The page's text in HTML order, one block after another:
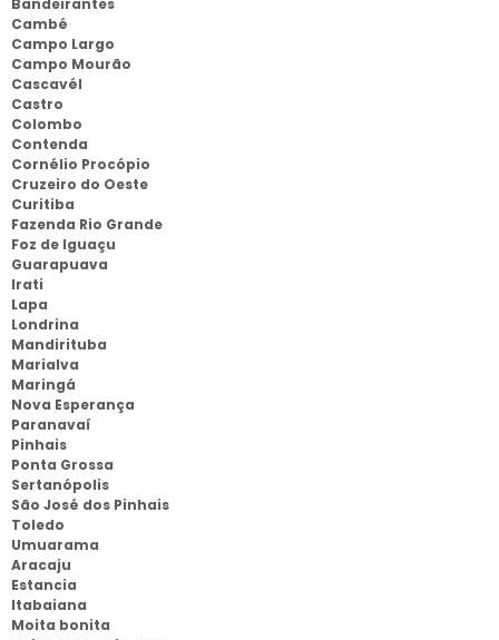
Bandeirantes
Cambé
Campo Largo
Campo Mourão
Cascavél
Castro
Colombo
Contenda
Cornélio Procópio
Cruzeiro do Oeste
Curitiba
Fazenda Rio Grande
Foz de Iguaçu
Guarapuava
Irati
Lapa
Londrina
Mandirituba
Marialva
Maringá
Nova Esperança
Paranavaí
Pinhais
Ponta Grossa
Sertanópolis
São José dos Pinhais
Toledo
Umuarama
Aracaju
Estancia
Itabaiana
Moita bonita